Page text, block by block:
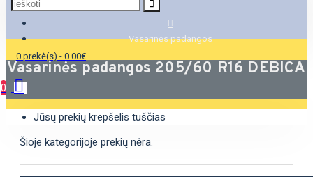
0 prekė(s) - 0.00€
0
Jūsų prekių krepšelis tuščias
Vasarinės padangos
Vasarinės padangos 205/60 R16 DEBICA
Šioje kategorijoje prekių nėra.